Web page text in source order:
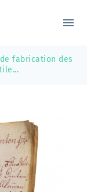
menu
fabrication des